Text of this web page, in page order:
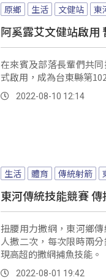
原鄉 生活 文健站 東
阿奚露艾文健站啟用
在來賓及部落長輩們共
式啟用，成為台東縣第
2022-08-10 12:14
生活 體育 傳統射箭
東河傳統技能競賽
扭腰用力撒網，東河鄉
人撒二次，每次限時兩
現高超的撒網捕魚技能。
2022-08-01 19:42